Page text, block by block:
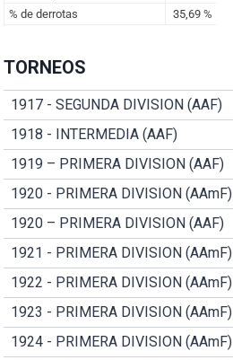
TORNEOS
1917 - SEGUNDA DIVISION (AAF)
1918 - INTERMEDIA (AAF)
1919 – PRIMERA DIVISION (AAF)
1920 - PRIMERA DIVISION (AAmF)
1920 – PRIMERA DIVISION (AAF)
1921 - PRIMERA DIVISION (AAmF)
1922 - PRIMERA DIVISION (AAmF)
1923 - PRIMERA DIVISION (AAmF)
1924 - PRIMERA DIVISION (AAmF)